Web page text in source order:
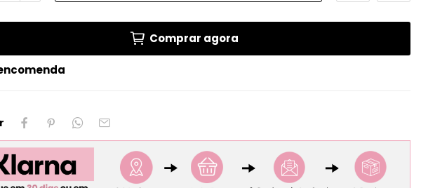
Comprar agora